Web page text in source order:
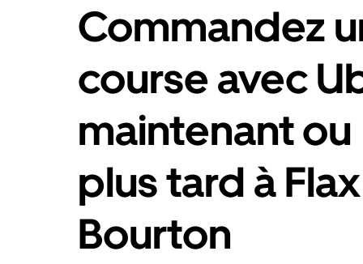
Commandez
course avec
maintenant ou
plus tard à Flax
Bourton